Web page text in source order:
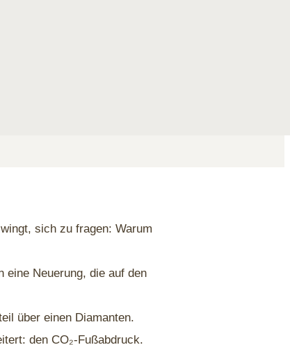
sich zu fragen: Warum
eine Neuerung, die auf den
über einen Diamanten.
den CO₂-Fußabdruck.